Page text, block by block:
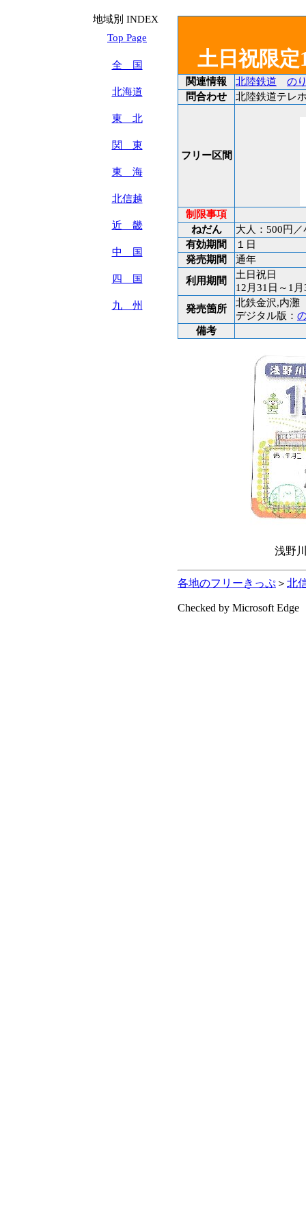
地域別 INDEX
Top Page
全 国
北海道
東 北
関 東
東 海
北信越
近 畿
中 国
四 国
九 州
土日祝限
関連情報 北陸鉄道
の
問合わせ
北陸鉄道テレ
フリー区間
制限事項
ねだん
大人：500円
有効期間
１日
発売期間
通年
利用期間
土日祝日
12月31日～1
発売箇所
北鉄金沢,内灘
デジタル版：
備考
浅野
各地のフリーきっぷ ＞ 北
Checked by Microsoft Edge